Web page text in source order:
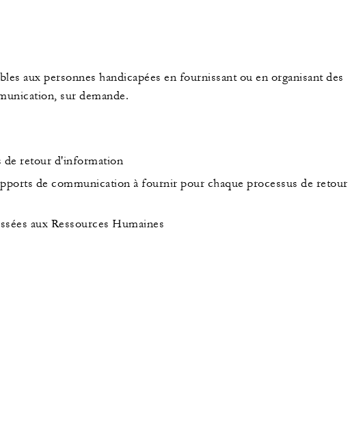
aux personnes handicapées en fournissant ou en organisant des
sur demande.
de retour d'information
de communication à fournir pour chaque processus de retour
aux Ressources Humaines